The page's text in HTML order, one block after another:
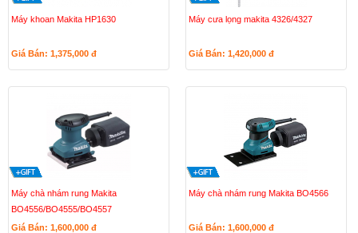
Máy khoan Makita HP1630
Giá Bán: 1,375,000 đ
Máy cưa lọng makita 4326/4327
Giá Bán: 1,420,000 đ
Máy chà nhám rung Makita
BO4556/BO4555/BO4557
Giá Bán: 1,600,000 đ
Máy chà nhám rung Makita BO4566
Giá Bán: 1,600,000 đ